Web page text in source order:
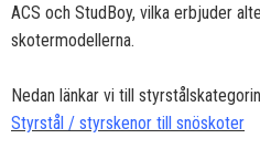
ACS och StudBoy, vilka erbjuder
skotermodellerna.
Nedan länkar vi till
Styrstål / styrskenor till snöskoter